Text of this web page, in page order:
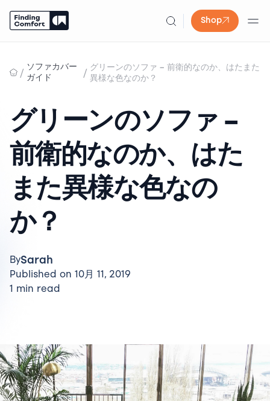
Shop
content
/ ソファカバー
ガイド
/ グリーンのソファ – 前衛的なのか、はたまた
異様な色なのか？
グリーンのソファ –
前衛的なのか、はた
また異様な色なの
か？
BySarah
Published on 10月 11, 2019
1 min read